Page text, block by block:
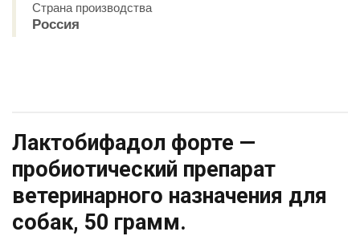
Страна производства
Россия
Лактобифадол форте —
пробиотический препарат
ветеринарного назначения для
собак, 50 грамм.